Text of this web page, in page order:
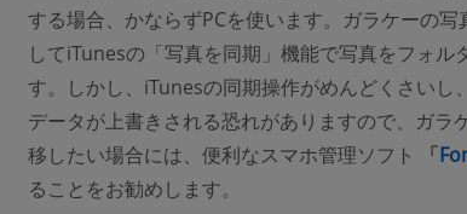
する場合、かならずPCを使います。ガラケーの写
してiTunesの「写真を同期」機能で写真をフォル
す。しかし、iTunesの同期操作がめんどくさい
データが上書きされる恐れがありますので、ガラ
移したい場合には、便利なスマホ管理ソフト
「
ることをお勧めします。